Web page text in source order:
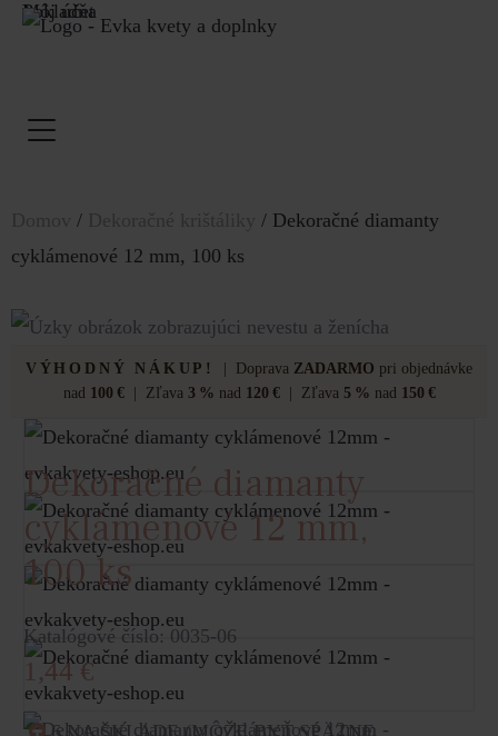
Môj účet
Pokladňa
/
/ Dekoračné diamanty
cyklámenové 12 mm, 100 ks
VÝHODNÝ NÁKUP! | Doprava ZADARMO pri objednávke
nad 100 €| Zľava 3 % nad 120 €| Zľava 5 % nad 150 €
Dekoračné diamanty
cyklámenové 12 mm,
100 ks
Katalógové číslo: 0035-06
1,44€
6 NA SKLADE (MÔŽE BYŤ SPÄTNE